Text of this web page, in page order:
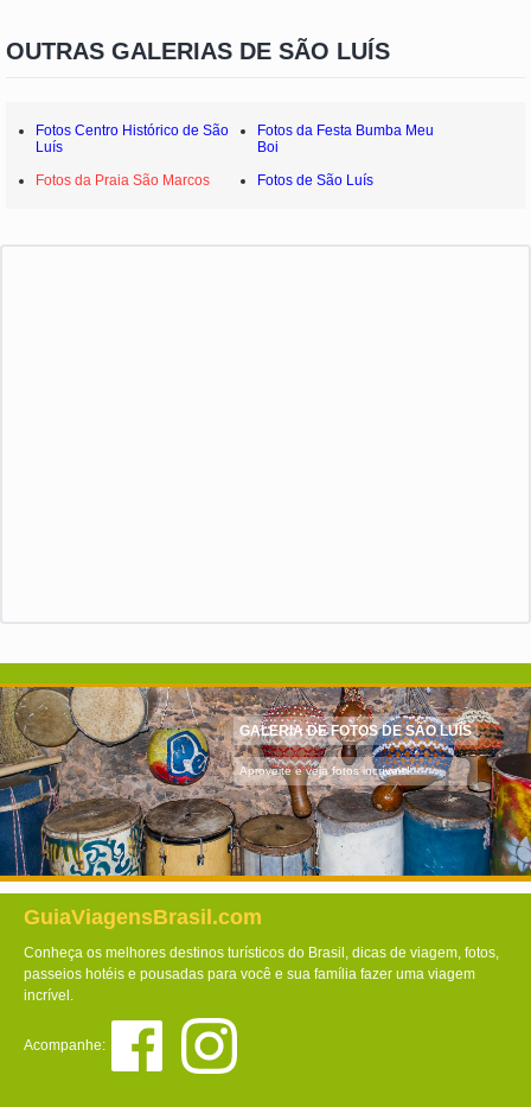
OUTRAS GALERIAS DE SÃO LUÍS
Fotos Centro Histórico de São
Luís
Fotos da Festa Bumba Meu
Boi
Fotos da Praia São Marcos
Fotos de São Luís
GALERIA DE FOTOS DE SÃO LUÍS
Aproveite e veja fotos incríveis!
GuiaViagensBrasil.com
Conheça os melhores destinos turísticos do Brasil, dicas de viagem, fotos,
passeios hotéis e pousadas para você e sua família fazer uma viagem
incrível.
Acompanhe: